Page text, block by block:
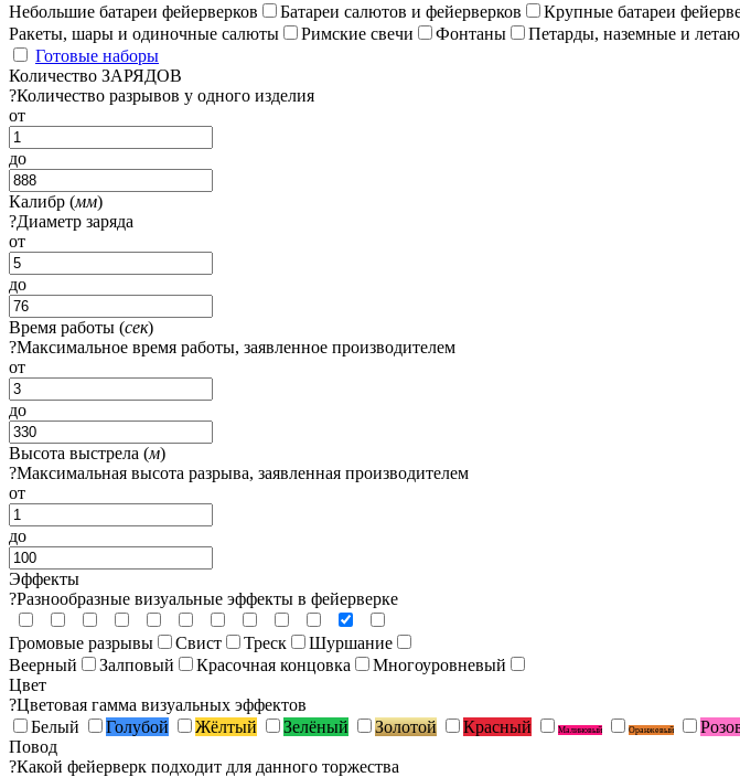
Небольшие батареи фейерверков
Батареи салютов и фейерверков Крупные батареи
Ракеты, шары и одиночные салюты
Римские свечи Фонтаны Петарды, наземные и
Готовые наборы
Количество ЗАРЯДОВ
?Количество разрывов у одного изделия
от
до
Калибр (мм)
?Диаметр заряда
от
до
Время работы (сек)
?Максимальное время работы, заявленное производителем
от
до
Высота выстрела (м)
?Максимальная высота разрыва, заявленная производителем
от
до
Эффекты
?Разнообразные визуальные эффекты в фейерверке
Громовые разрывы Свист Треск
Шуршание
Веерный
Залповый Красочная концовка
Многоуровневый
Цвет
?Цветовая гамма визуальных эффектов
Белый
Голубой Жёлтый Зелёный Золотой Красный Малиновый Оранжевый
Повод
?Какой фейерверк подходит для данного торжества